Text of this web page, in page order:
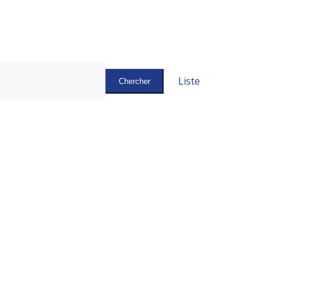
Chercher
de
Liste